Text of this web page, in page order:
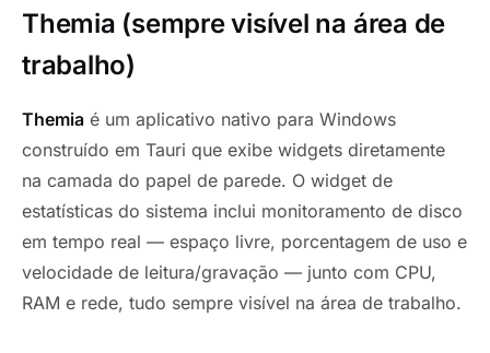
Themia (sempre visível na área de
trabalho)
Themia é um aplicativo nativo para Windows
construído em Tauri que exibe widgets diretamente
na camada do papel de parede. O widget de
estatísticas do sistema inclui monitoramento de disco
em tempo real — espaço livre, porcentagem de uso e
velocidade de leitura/gravação — junto com CPU,
RAM e rede, tudo sempre visível na área de trabalho.